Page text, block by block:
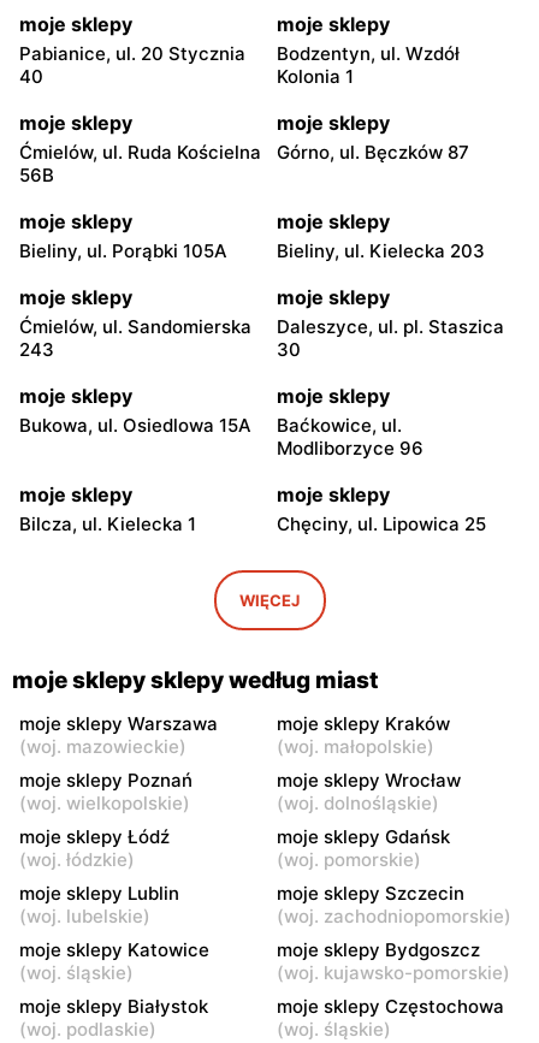
moje sklepy
Pabianice, ul. 20 Stycznia
40
moje sklepy
Bodzentyn, ul. Wzdół
Kolonia 1
moje sklepy
Ćmielów, ul. Ruda Kościelna
56B
moje sklepy
Górno, ul. Bęczków 87
moje sklepy
Bieliny, ul. Porąbki 105A
moje sklepy
Bieliny, ul. Kielecka 203
moje sklepy
Ćmielów, ul. Sandomierska
243
moje sklepy
Daleszyce, ul. pl. Staszica
30
moje sklepy
Bukowa, ul. Osiedlowa 15A
moje sklepy
Baćkowice, ul.
Modliborzyce 96
moje sklepy
Bilcza, ul. Kielecka 1
moje sklepy
Chęciny, ul. Lipowica 25
Iwaniska, ul. Ujazdowska 5
moje sklepy
Bogoria, ul. Rynek 30
Gorzyce, ul. Szkolna 44 Grębów, ul. Wydrza 180
moje sklepy
Jadachy, ul. Jadachy 111
moje sklepy
Jeżowe, ul. Zalesie 77
moje sklepy
Kazimierza Wielka, ul.
Kolejowa 15
moje sklepy
Kamień, ul. Błonie 23
moje sklepy
Górki, ul. Górki 71
moje sklepy
Gumniska, ul. Gumniska
157C
moje sklepy
Iwierzyce, ul. Iwierzyce
moje sklepy
Tczew, ul. Franciszka Żwirki
WIĘCEJ
moje sklepy sklepy według miast
moje sklepy Warszawa
(woj. mazowieckie)
moje sklepy Kraków
(woj. małopolskie)
moje sklepy Poznań
(woj. wielkopolskie)
moje sklepy Wrocław
(woj. dolnośląskie)
moje sklepy Łódź
(woj. łódzkie)
moje sklepy Gdańsk
(woj. pomorskie)
moje sklepy Lublin
(woj. lubelskie)
moje sklepy Szczecin
(woj. zachodniopomorskie)
moje sklepy Katowice
(woj. śląskie)
moje sklepy Bydgoszcz
(woj. kujawsko-pomorskie)
moje sklepy Białystok
(woj. podlaskie)
moje sklepy Częstochowa
(woj. śląskie)